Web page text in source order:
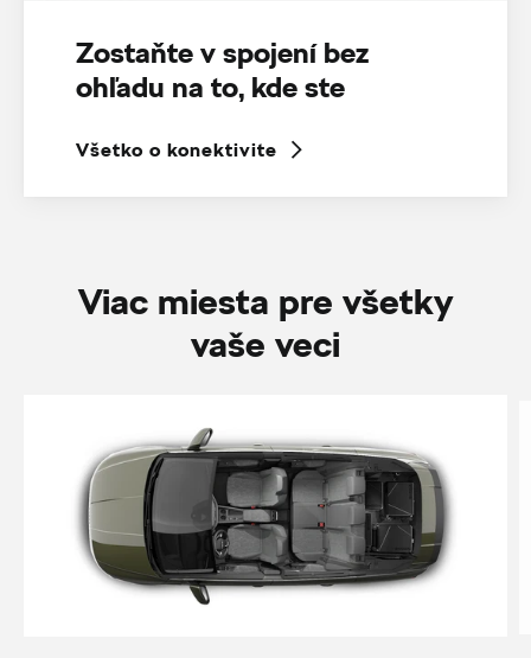
Zostaňte v spojení bez
ohľadu na to, kde ste
Všetko o konektivite
Viac miesta pre všetky
vaše veci